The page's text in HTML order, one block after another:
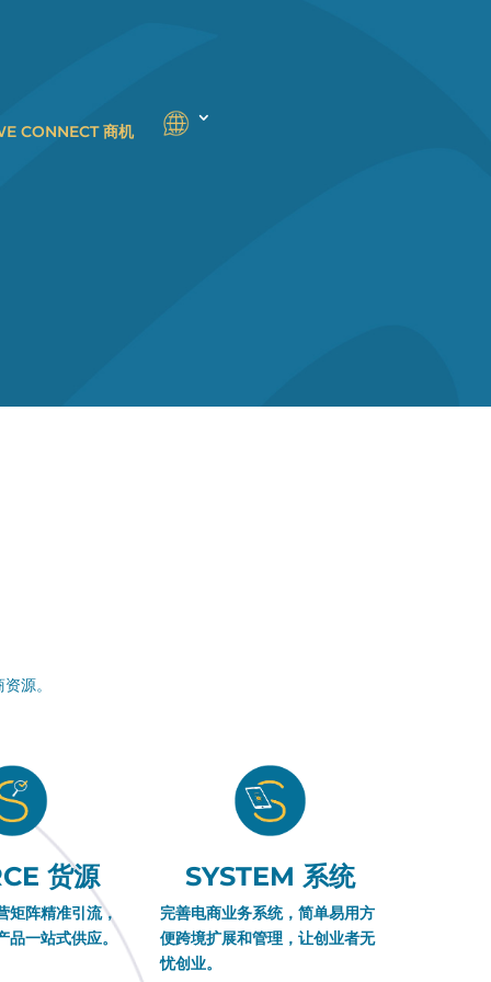
CONNECT 商机
源。
货源
矩阵精准引流，
一站式供应。
SYSTEM 系统
完善电商业务系统，简单易用方
便跨境扩展和管理，让创业者无
忧创业。